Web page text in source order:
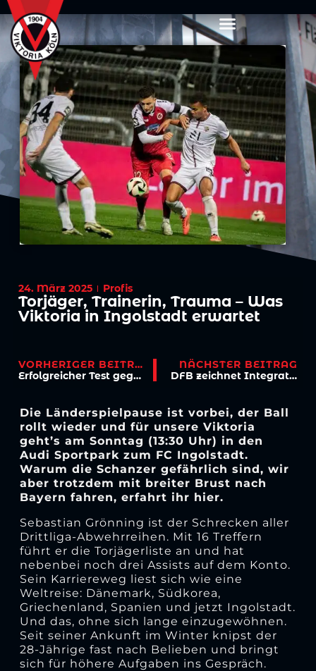
24. März 2025 Profis
Torjäger, Trainerin, Trauma – Was
Viktoria in Ingolstadt erwartet
VORHERIGER BEITRAG
Erfolgreicher Test gegen Düsseldorfs U23
NÄCHSTER BEITRAG
DFB zeichnet Integrationsprojekt „berufsfit4all“ aus
Die Länderspielpause ist vorbei, der Ball
rollt wieder und für unsere Viktoria
geht’s am Sonntag (13:30 Uhr) in den
Audi Sportpark zum FC Ingolstadt.
Warum die Schanzer gefährlich sind, wir
aber trotzdem mit breiter Brust nach
Bayern fahren, erfahrt ihr hier.
Sebastian Grönning ist der Schrecken aller
Drittliga-Abwehrreihen. Mit 16 Treffern
führt er die Torjägerliste an und hat
nebenbei noch drei Assists auf dem Konto.
Sein Karriereweg liest sich wie eine
Weltreise: Dänemark, Südkorea,
Griechenland, Spanien und jetzt Ingolstadt.
Und das, ohne sich lange einzugewöhnen.
Seit seiner Ankunft im Winter knipst der
28-Jährige fast nach Belieben und bringt
sich für höhere Aufgaben ins Gespräch.